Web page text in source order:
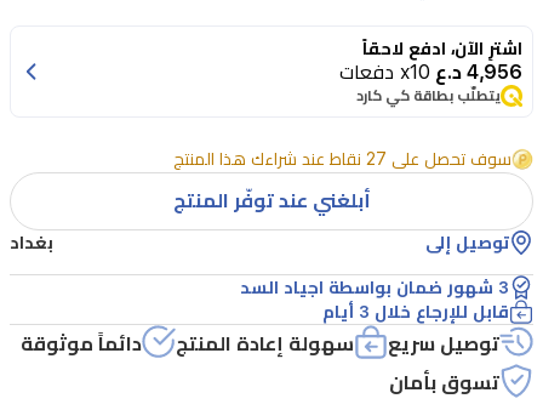
مع
لوحة
جيرتيك
JK550
Fury
X،
وهي
لوحة
مفاتيح
ميكانيكية
اشترِ الآن، ادفع لاحقاً
4,956 د.ع x10 دفعات
يتطلّب بطاقة كي كارد
سوف تحصل على 27 نقاط عند شراءك هذا المنتج
أبلغني عند توفّر المنتج
توصيل إلى بغداد
3 شهور ضمان بواسطة اجياد السد
قابل للإرجاع خلال 3 أيام
توصيل سريع سهولة إعادة المنتج
دائماً موثوقة
تسوق بأمان